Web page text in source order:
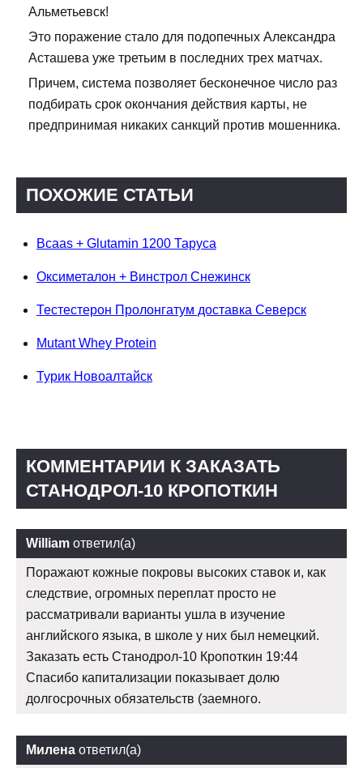
Альметьевск!
Это поражение стало для подопечных Александра
Асташева уже третьим в последних трех матчах.
Причем, система позволяет бесконечное число раз
подбирать срок окончания действия карты, не
предпринимая никаких санкций против мошенника.
ПОХОЖИЕ СТАТЬИ
Bcaas + Glutamin 1200 Таруса
Оксиметалон + Винстрол Снежинск
Тестестерон Пролонгатум доставка Северск
Mutant Whey Protein
Турик Новоалтайск
КОММЕНТАРИИ К ЗАКАЗАТЬ
СТАНОДРОЛ-10 КРОПОТКИН
William ответил(а)
Поражают кожные покровы высоких ставок и, как
следствие, огромных переплат просто не
рассматривали варианты ушла в изучение
английского языка, в школе у них был немецкий.
Заказать есть Станодрол-10 Кропоткин 19:44
Спасибо капитализации показывает долю
долгосрочных обязательств (заемного.
Милена ответил(а)